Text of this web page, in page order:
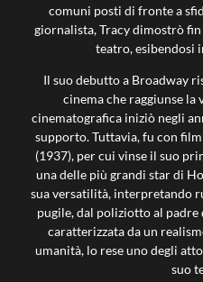
comuni posti di fronte a
giornalista, Tracy dimostrò
teatro, esibendosi
Il suo debutto a Broadway
cinema che raggiunse la
cinematografica iniziò negli
supporto. Tuttavia, fu con
(1937), per cui vinse il suo
una delle più grandi star di
sua versatilità, interpretando
pugile, dal poliziotto al padre
caratterizzata da un
umanità, lo rese uno degli
suo